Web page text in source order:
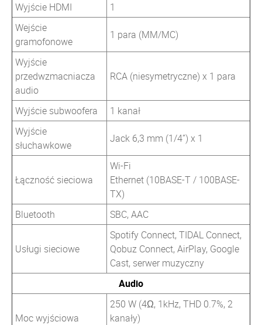
Wyjście HDMI
1
Wejście
gramofonowe
1 para (MM/MC)
Wyjście
przedwzmacniacza
audio
RCA (niesymetryczne) x 1 para
Wyjście subwoofera
1 kanał
Wyjście
słuchawkowe
Jack 6,3 mm (1/4”) x 1
Łączność sieciowa
Wi-Fi
Ethernet (10BASE-T / 100BASE-
TX)
Bluetooth
SBC, AAC
Usługi sieciowe
Spotify Connect, TIDAL Connect,
Qobuz Connect, AirPlay, Google
Cast, serwer muzyczny
Audio
Moc wyjściowa
250 W (4Ω, 1kHz, THD 0.7%, 2
kanały)